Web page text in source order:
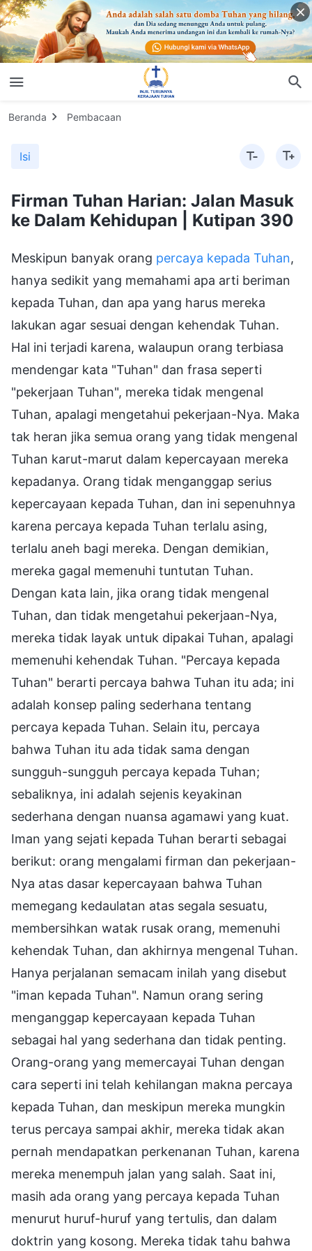
Beranda Pembacaan
Isi
Firman Tuhan Harian: Jalan Masuk
ke Dalam Kehidupan | Kutipan 390
Meskipun banyak orang percaya kepada Tuhan,
hanya sedikit yang memahami apa arti beriman
kepada Tuhan, dan apa yang harus mereka
lakukan agar sesuai dengan kehendak Tuhan.
Hal ini terjadi karena, walaupun orang terbiasa
mendengar kata "Tuhan" dan frasa seperti
"pekerjaan Tuhan", mereka tidak mengenal
Tuhan, apalagi mengetahui pekerjaan-Nya. Maka
tak heran jika semua orang yang tidak mengenal
Tuhan karut-marut dalam kepercayaan mereka
kepadanya. Orang tidak menganggap serius
kepercayaan kepada Tuhan, dan ini sepenuhnya
karena percaya kepada Tuhan terlalu asing,
terlalu aneh bagi mereka. Dengan demikian,
mereka gagal memenuhi tuntutan Tuhan.
Dengan kata lain, jika orang tidak mengenal
Tuhan, dan tidak mengetahui pekerjaan-Nya,
mereka tidak layak untuk dipakai Tuhan, apalagi
memenuhi kehendak Tuhan. "Percaya kepada
Tuhan" berarti percaya bahwa Tuhan itu ada; ini
adalah konsep paling sederhana tentang
percaya kepada Tuhan. Selain itu, percaya
bahwa Tuhan itu ada tidak sama dengan
sungguh-sungguh percaya kepada Tuhan;
sebaliknya, ini adalah sejenis keyakinan
sederhana dengan nuansa agamawi yang kuat.
Iman yang sejati kepada Tuhan berarti sebagai
berikut: orang mengalami firman dan pekerjaan-
Nya atas dasar kepercayaan bahwa Tuhan
memegang kedaulatan atas segala sesuatu,
membersihkan watak rusak orang, memenuhi
kehendak Tuhan, dan akhirnya mengenal Tuhan.
Hanya perjalanan semacam inilah yang disebut
"iman kepada Tuhan". Namun orang sering
menganggap kepercayaan kepada Tuhan
sebagai hal yang sederhana dan tidak penting.
Orang-orang yang memercayai Tuhan dengan
cara seperti ini telah kehilangan makna percaya
kepada Tuhan, dan meskipun mereka mungkin
terus percaya sampai akhir, mereka tidak akan
pernah mendapatkan perkenanan Tuhan, karena
mereka menempuh jalan yang salah. Saat ini,
masih ada orang yang percaya kepada Tuhan
menurut huruf-huruf yang tertulis, dan dalam
doktrin yang kosong. Mereka tidak tahu bahwa